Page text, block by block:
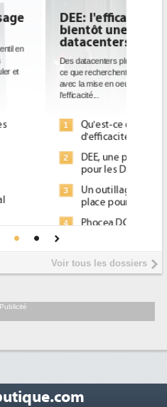
énergétique
pour les
durables et plus efficaces, c'est
pouvoirs publics européens
de la nouvelle Directive sur
la DEE (directive
?
administrative
et des services déjà en
à...
les cordes pour la
Fabrice Coquio,
Digital Realty...Voir tous les dossiers
Publicité